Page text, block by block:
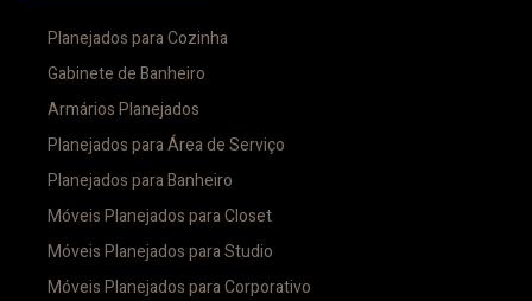
Planejados para Cozinha
Gabinete de Banheiro
Armários Planejados
Planejados para Área de Serviço
Planejados para Banheiro
Móveis Planejados para Closet
Móveis Planejados para Studio
Móveis Planejados para Corporativo